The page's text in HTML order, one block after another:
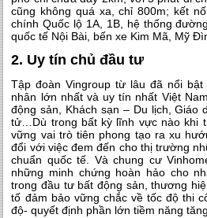
cũng không quá xa, chỉ 800m; kết
chính Quốc lộ 1A, 1B, hệ thống
quốc tế Nội Bài, bến xe Kim Mã, Mỹ
2. Uy tín chủ đầu tư
Tập đoàn Vingroup từ lâu đã nổi
nhân lớn nhất và uy tín nhất Việt
động sản, Khách sạn – Du lịch, Giáo
tử…Dù trong bất kỳ lĩnh vực nào khi
vững vai trò tiên phong tạo ra xu
đổi với việc đem đến cho thị trường
chuẩn quốc tế. Và chung cư
những minh chứng hoàn hảo cho
trong đầu tư bất động sản, thương
tố đảm bảo vững chắc về tốc độ thi
độ- quyết định phần lớn tiềm năng